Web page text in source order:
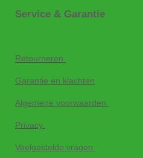
Service & Garantie
Retourneren
Garantie en klachten
Algemene voorwaarden
Privacy
Veelgestelde vragen